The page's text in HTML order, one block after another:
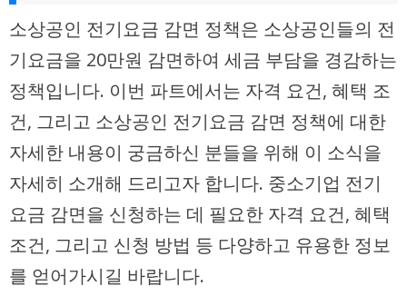
소상공인 전기요금 감면 정책은 소상공인들의 전
기요금을 20만원 감면하여 세금 부담을 경감하는
정책입니다. 이번 파트에서는 자격 요건, 혜택 조
건, 그리고 소상공인 전기요금 감면 정책에 대한
자세한 내용이 궁금하신 분들을 위해 이 소식을
자세히 소개해 드리고자 합니다. 중소기업 전기
요금 감면을 신청하는 데 필요한 자격 요건, 혜택
조건, 그리고 신청 방법 등 다양하고 유용한 정보
를 얻어가시길 바랍니다.